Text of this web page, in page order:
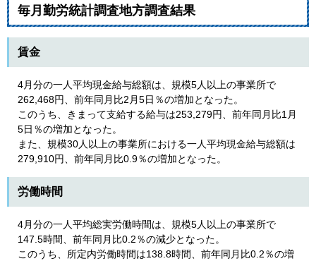
毎月勤労統計調査地方調査結果
賃金
4月分の一人平均現金給与総額は、規模5人以上の事業所で
262,468円、前年同月比2月5日％の増加となった。
このうち、きまって支給する給与は253,279円、前年同月比1月
5日％の増加となった。
また、規模30人以上の事業所における一人平均現金給与総額は
279,910円、前年同月比0.9％の増加となった。
労働時間
4月分の一人平均総実労働時間は、規模5人以上の事業所で
147.5時間、前年同月比0.2％の減少となった。
このうち、所定内労働時間は138.8時間、前年同月比0.2％の増